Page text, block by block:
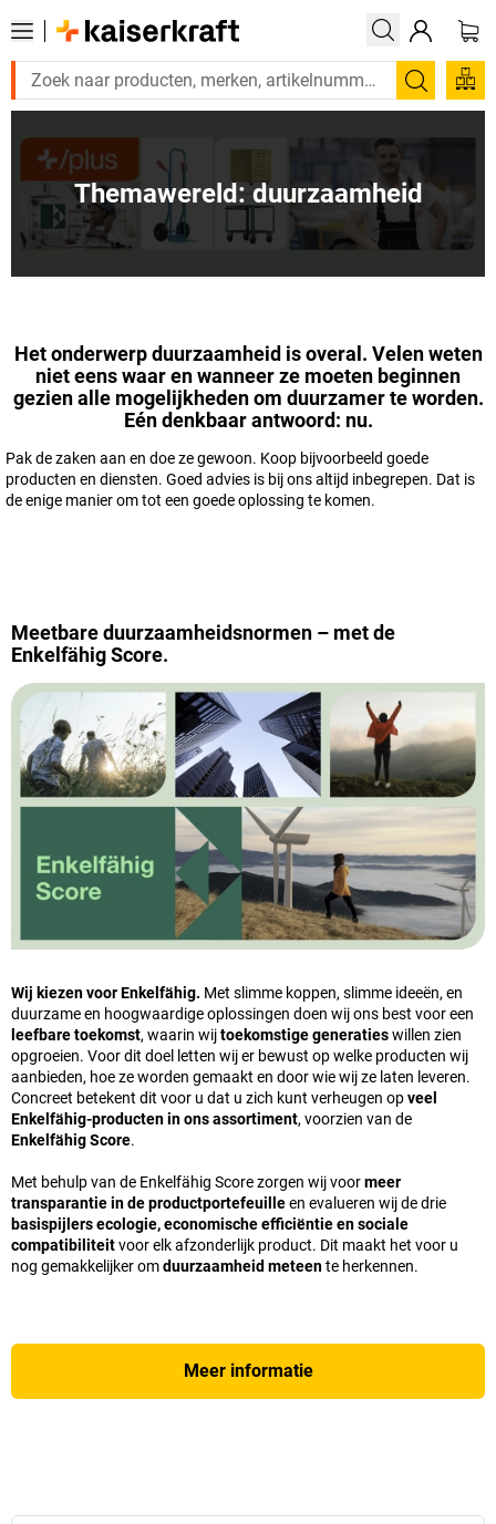
Zoeken
Themawereld: duurzaamheid
Het onderwerp duurzaamheid is overal. Velen weten
niet eens waar en wanneer ze moeten beginnen
gezien alle mogelijkheden om duurzamer te worden.
Eén denkbaar antwoord: nu.
Pak de zaken aan en doe ze gewoon. Koop bijvoorbeeld goede
producten en diensten. Goed advies is bij ons altijd inbegrepen. Dat is
de enige manier om tot een goede oplossing te komen.
Meetbare duurzaamheidsnormen – met de
Enkelfähig Score.
Wij kiezen voor Enkelfähig. Met slimme koppen, slimme ideeën, en
duurzame en hoogwaardige oplossingen doen wij ons best voor een
leefbare toekomst, waarin wijtoekomstige generatieswillen zien
opgroeien. Voor dit doel letten wij er bewust op welke producten wij
aanbieden, hoe ze worden gemaakt en door wie wij ze laten leveren.
Concreet betekent dit voor u dat u zich kunt verheugen opveel
Enkelfähig-producten in ons assortiment, voorzien van de
Enkelfähig Score.
Met behulp van de Enkelfähig Score zorgen wij voormeer
transparantie in de productportefeuilleen evalueren wij de drie
basispijlers ecologie, economische efficiëntie en sociale
compatibiliteitvoor elk afzonderlijk product. Dit maakt het voor u
nog gemakkelijker omduurzaamheid meteente herkennen.
Meer informatie